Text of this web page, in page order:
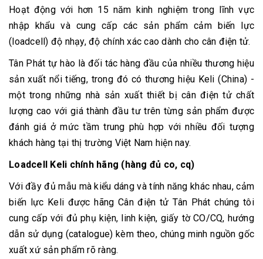
Hoạt động với hơn 15 năm kinh nghiệm trong lĩnh vực
nhập khẩu và cung cấp các sản phẩm cảm biến lực
(loadcell) độ nhạy, độ chính xác cao dành cho cân điện tử.
Tân Phát tự hào là đối tác hàng đầu của nhiều thương hiệu
sản xuất nổi tiếng, trong đó có thương hiệu Keli (China) -
một trong những nhà sản xuất thiết bị cân điện tử chất
lượng cao với giá thành đầu tư trên từng sản phẩm được
đánh giá ở mức tầm trung phù hợp với nhiều đối tượng
khách hàng tại thị trường Việt Nam hiện nay.
Loadcell Keli chính hãng (hàng đủ co, cq)
Với đầy đủ mẫu mà kiểu dáng và tính năng khác nhau, cảm
biến lực Keli được hãng Cân điện tử Tân Phát chúng tôi
cung cấp với đủ phụ kiện, linh kiện, giấy tờ CO/CQ, hướng
dẫn sử dụng (catalogue) kèm theo, chúng minh nguồn gốc
xuất xứ sản phẩm rõ ràng.